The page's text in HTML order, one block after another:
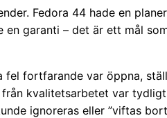
Fedora 44 hade en
garanti – det är ett mål
fortfarande var öppna,
kvalitetsarbetet var
ignoreras eller ”viftas